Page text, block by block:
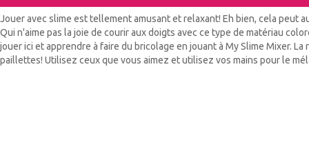
Jouer avec slime est tellement amusant et relaxant! Eh bien, cela peut
Qui n'aime pas la joie de courir aux doigts avec ce type de matériau
jouer ici et apprendre à faire du bricolage en jouant à My Slime Mixer.
paillettes! Utilisez ceux que vous aimez et utilisez vos mains pour le